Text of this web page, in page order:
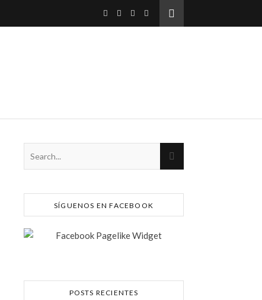
SÍGUENOS EN FACEBOOK
POSTS RECIENTES